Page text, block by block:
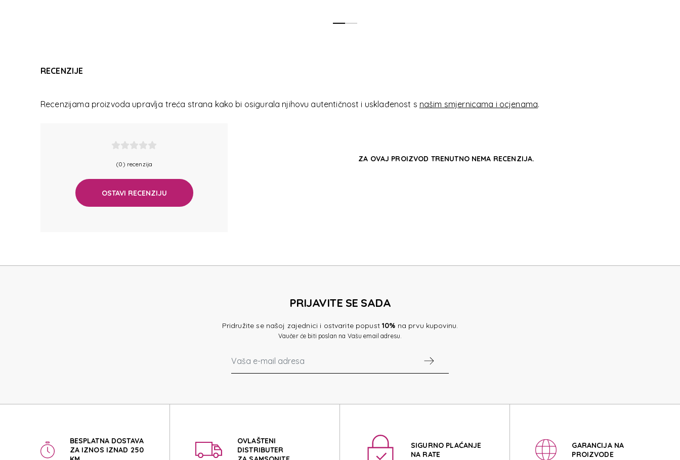
SAMSONITE ACCESSORIES
SAMSONITE ACCESSORIES
SAMSONITE ACCESSORIES
SAMSONITE ACCESSORIES
RECENZIJE
Recenzijama proizvoda upravlja treća strana kako bi osigurala njihovu autentičnost i usklađenost s našim smjernicama i ocjenama.
(0) recenzija
OSTAVI RECENZIJU
ZA OVAJ PROIZVOD TRENUTNO NEMA RECENZIJA.
PRIJAVITE SE SADA
Pridružite se našoj zajednici i ostvarite popust10% na prvu kupovinu.
Vaučer će biti poslan na Vašu email adresu.
BESPLATNA DOSTAVA
ZA IZNOS IZNAD 250
OVLAŠTENI
DISTRIBUTER
SIGURNO PLAĆANJE
NA RATE
GARANCIJA NA
PROIZVODE